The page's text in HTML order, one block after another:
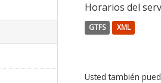
Horarios del
GTFS XML
Usted también